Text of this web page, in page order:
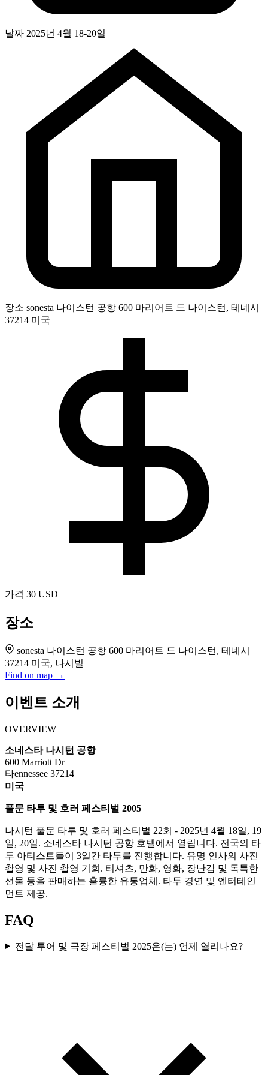
날짜 2025년 4월 18-20일
장소 sonesta 나이스턴 공항 600 마리어트 드 나이스턴, 테네시
37214 미국
가격 30 USD
장소
sonesta 나이스턴 공항 600 마리어트 드 나이스턴, 테네시
37214 미국, 나시빌
Find on map →
이벤트 소개
OVERVIEW
소네스타 나시턴 공항
600 Marriott Dr
타ennessee 37214
미국
풀문 타투 및 호러 페스티벌 2005
나시턴 풀문 타투 및 호러 페스티벌 22회 - 2025년 4월 18일, 19
일, 20일. 소네스타 나시턴 공항 호텔에서 열립니다. 전국의 타
투 아티스트들이 3일간 타투를 진행합니다. 유명 인사의 사진
촬영 및 사진 촬영 기회. 티셔츠, 만화, 영화, 장난감 및 독특한
선물 등을 판매하는 훌륭한 유통업체. 타투 경연 및 엔터테인
먼트 제공.
FAQ
전달 투어 및 극장 페스티벌 2025은(는) 언제 열리나요?